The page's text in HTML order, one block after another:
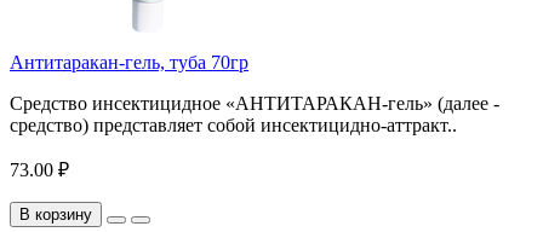
Антитаракан-гель, туба 70гр
Средство инсектицидное «АНТИТАРАКАН-гель» (далее -
средство) представляет собой инсектицидно-аттракт..
73.00 ₽
В корзину